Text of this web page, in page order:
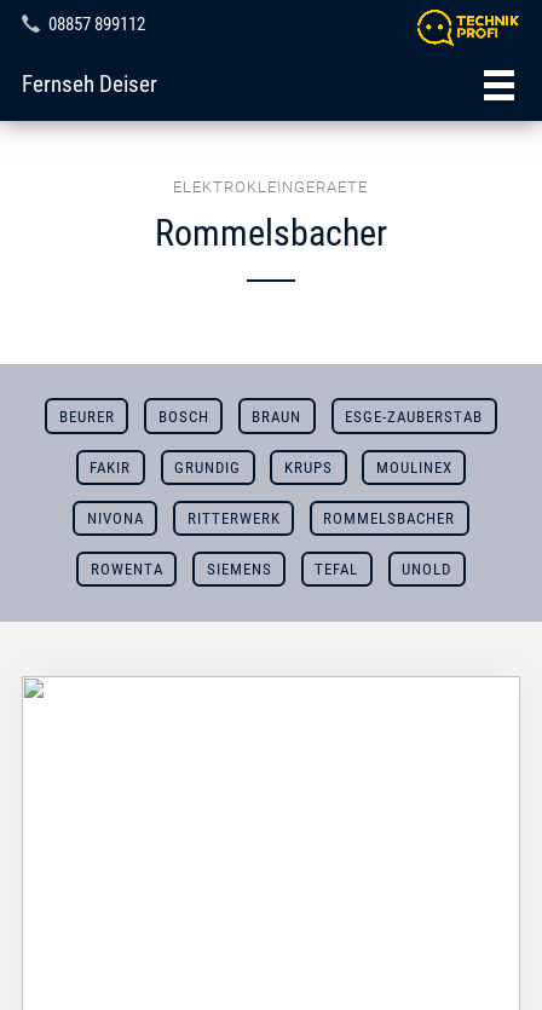
08857 899112
Fernseh Deiser
ELEKTROKLEINGERAETE
Rommelsbacher
BEURER BOSCH BRAUN ESGE-ZAUBERSTAB
FAKIR GRUNDIG KRUPS MOULINEX
NIVONA RITTERWERK ROMMELSBACHER
ROWENTA SIEMENS TEFAL UNOLD